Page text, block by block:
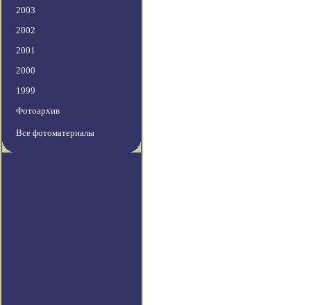
2003
2002
2001
2000
1999
Фотоархив
Все фотоматериалы